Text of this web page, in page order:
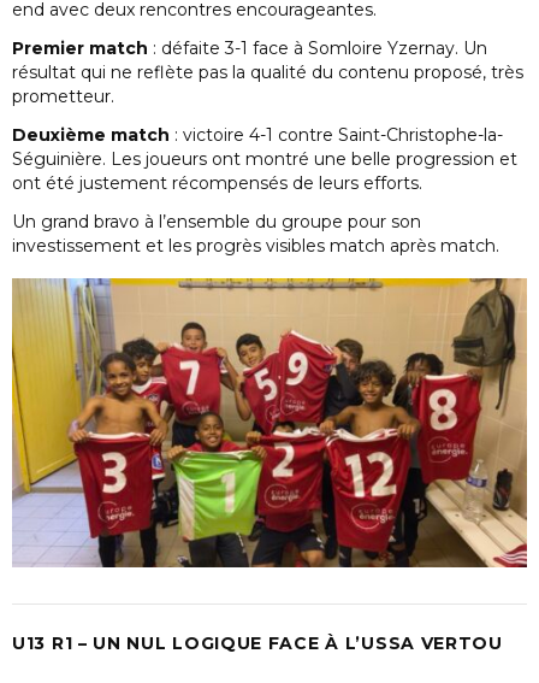
end avec deux rencontres encourageantes.
Premier match : défaite 3-1 face à Somloire Yzernay. Un
résultat qui ne reflète pas la qualité du contenu proposé, très
prometteur.
Deuxième match : victoire 4-1 contre Saint-Christophe-la-
Séguinière. Les joueurs ont montré une belle progression et
ont été justement récompensés de leurs efforts.
Un grand bravo à l’ensemble du groupe pour son
investissement et les progrès visibles match après match.
U13 R1 – UN NUL LOGIQUE FACE À L’USSA VERTOU